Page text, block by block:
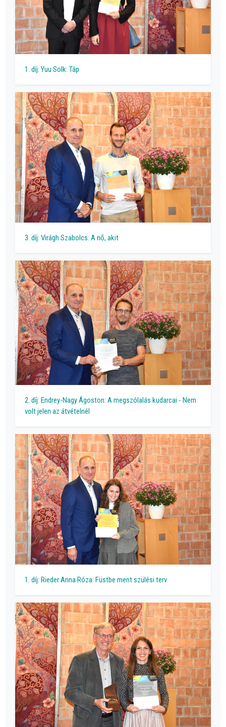
1. díj: Yuu Solk: Táp
3. díj: Virágh Szabolcs: A nő, akit
2. díj: Endrey-Nagy Ágoston: A megszólalás kudarcai - Nem
volt jelen az átvételnél
1. díj: Rieder Anna Róza: Füstbe ment szülési terv